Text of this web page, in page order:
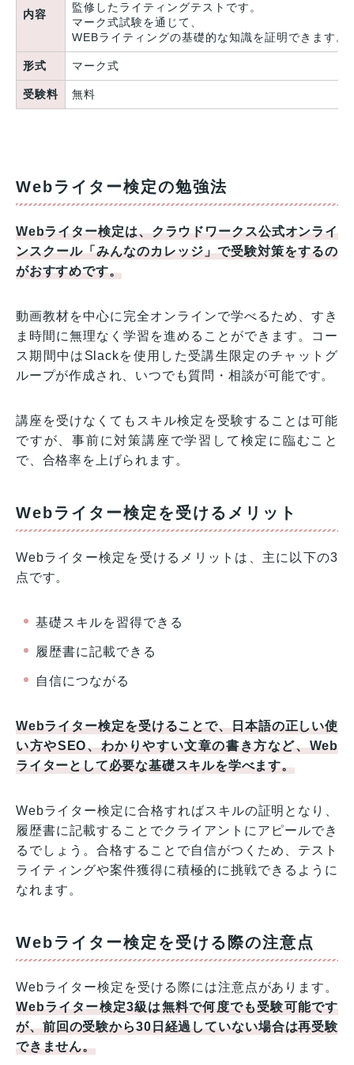
内容
監修したライティングテストです。
マーク式試験を通じて、
WEBライティングの基礎的な知識を証明できます。
形式 マーク式
受験料 無料
Webライター検定の勉強法
Webライター検定は、クラウドワークス公式オンライ
ンスクール「みんなのカレッジ」で受験対策をするの
がおすすめです。
動画教材を中心に完全オンラインで学べるため、すき
ま時間に無理なく学習を進めることができます。コー
ス期間中はSlackを使用した受講生限定のチャットグ
ループが作成され、いつでも質問・相談が可能です。
講座を受けなくてもスキル検定を受験することは可能
ですが、事前に対策講座で学習して検定に臨むこと
で、合格率を上げられます。
Webライター検定を受けるメリット
Webライター検定を受けるメリットは、主に以下の3
点です。
基礎スキルを習得できる
履歴書に記載できる
自信につながる
Webライター検定を受けることで、日本語の正しい使
い方やSEO、わかりやすい文章の書き方など、Web
ライターとして必要な基礎スキルを学べます。
Webライター検定に合格すればスキルの証明となり、
履歴書に記載することでクライアントにアピールでき
るでしょう。合格することで自信がつくため、テスト
ライティングや案件獲得に積極的に挑戦できるように
なれます。
Webライター検定を受ける際の注意点
Webライター検定を受ける際には注意点があります。
Webライター検定3級は無料で何度でも受験可能です
が、前回の受験から30日経過していない場合は再受験
できません。